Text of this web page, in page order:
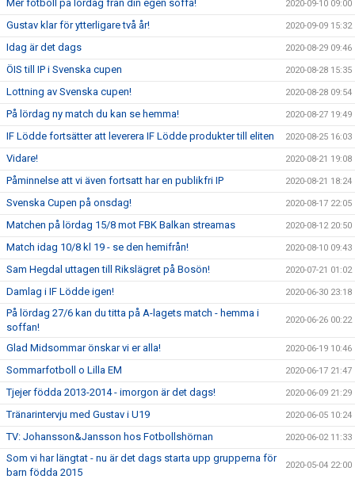
Mer fotboll på lördag från din egen soffa! 2020-09-10 09:00
Gustav klar för ytterligare två år! 2020-09-09 15:32
Idag är det dags 2020-08-29 09:46
ÖIS till IP i Svenska cupen 2020-08-28 15:35
Lottning av Svenska cupen! 2020-08-28 09:54
På lördag ny match du kan se hemma! 2020-08-27 19:49
IF Lödde fortsätter att leverera IF Lödde produkter till eliten 2020-08-25 16:03
Vidare! 2020-08-21 19:08
Påminnelse att vi även fortsatt har en publikfri IP 2020-08-21 18:24
Svenska Cupen på onsdag! 2020-08-17 22:05
Matchen på lördag 15/8 mot FBK Balkan streamas 2020-08-12 20:50
Match idag 10/8 kl 19 - se den hemifrån! 2020-08-10 09:43
Sam Hegdal uttagen till Rikslägret på Bosön! 2020-07-21 01:02
Damlag i IF Lödde igen! 2020-06-30 23:18
På lördag 27/6 kan du titta på A-lagets match - hemma i
soffan!
2020-06-26 00:22
Glad Midsommar önskar vi er alla! 2020-06-19 10:46
Sommarfotboll o Lilla EM 2020-06-17 21:47
Tjejer födda 2013-2014 - imorgon är det dags! 2020-06-09 21:29
Tränarintervju med Gustav i U19 2020-06-05 10:24
TV: Johansson&Jansson hos Fotbollshörnan 2020-06-02 11:33
Som vi har längtat - nu är det dags starta upp grupperna för
barn födda 2015
2020-05-04 22:00